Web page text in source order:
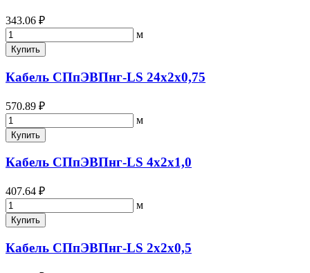
343.06 ₽
м
Купить
Кабель СПпЭВПнг-LS 24х2х0,75
570.89 ₽
м
Купить
Кабель СПпЭВПнг-LS 4х2х1,0
407.64 ₽
м
Купить
Кабель СПпЭВПнг-LS 2х2х0,5